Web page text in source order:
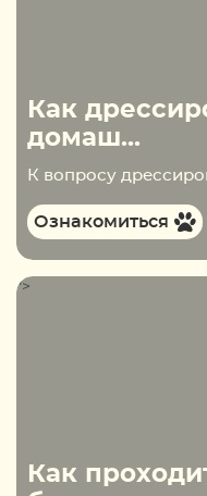
Как
домаш...
Ознакомиться
">
Как